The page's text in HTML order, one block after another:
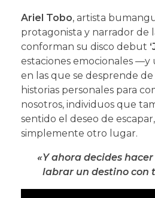
Ariel Tobo, artista
protagonista y narrador de
conforman su disco debut
estaciones emocionales —y
en las que se desprende
historias personales para
nosotros, individuos que
sentido el deseo de
simplemente otro lugar.
«Y ahora decides
labrar un destino con